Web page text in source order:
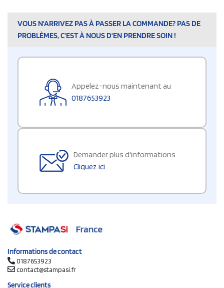
VOUS N'ARRIVEZ PAS À PASSER LA COMMANDE? PAS DE
PROBLÈMES, C'EST À NOUS D'EN PRENDRE SOIN !
Appelez-nous maintenant au
0187653923
Demander plus d'informations
Cliquez ici
Informations de contact
0187653923
contact@stampasi.fr
Service clients